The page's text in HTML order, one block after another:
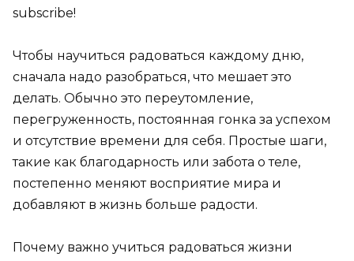
subscribe!
Чтобы научиться радоваться каждому дню,
сначала надо разобраться, что мешает это
делать. Обычно это переутомление,
перегруженность, постоянная гонка за успехом
и отсутствие времени для себя. Простые шаги,
такие как благодарность или забота о теле,
постепенно меняют восприятие мира и
добавляют в жизнь больше радости.
Почему важно учиться радоваться жизни